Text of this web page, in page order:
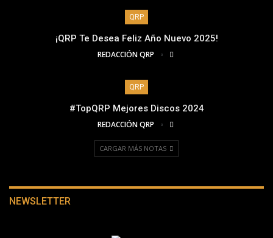
QRP
¡QRP Te Desea Feliz Año Nuevo 2025!
REDACCIÓN QRP
QRP
#TopQRP Mejores Discos 2024
REDACCIÓN QRP
CARGAR MÁS NOTAS
NEWSLETTER